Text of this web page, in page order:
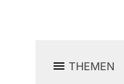
THEMEN